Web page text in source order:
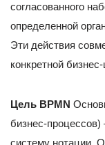
согласованного
определенной
Эти действия
конкретной
Цель BPMN
бизнес-